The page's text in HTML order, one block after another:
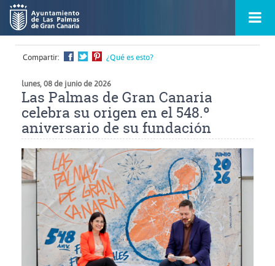
contenido
principal
Menú
Compartir: ¿Qué es esto?
lunes, 08 de junio de 2026
Las Palmas de Gran Canaria
celebra su origen en el 548.º
aniversario de su fundación
Ampliar
imagen